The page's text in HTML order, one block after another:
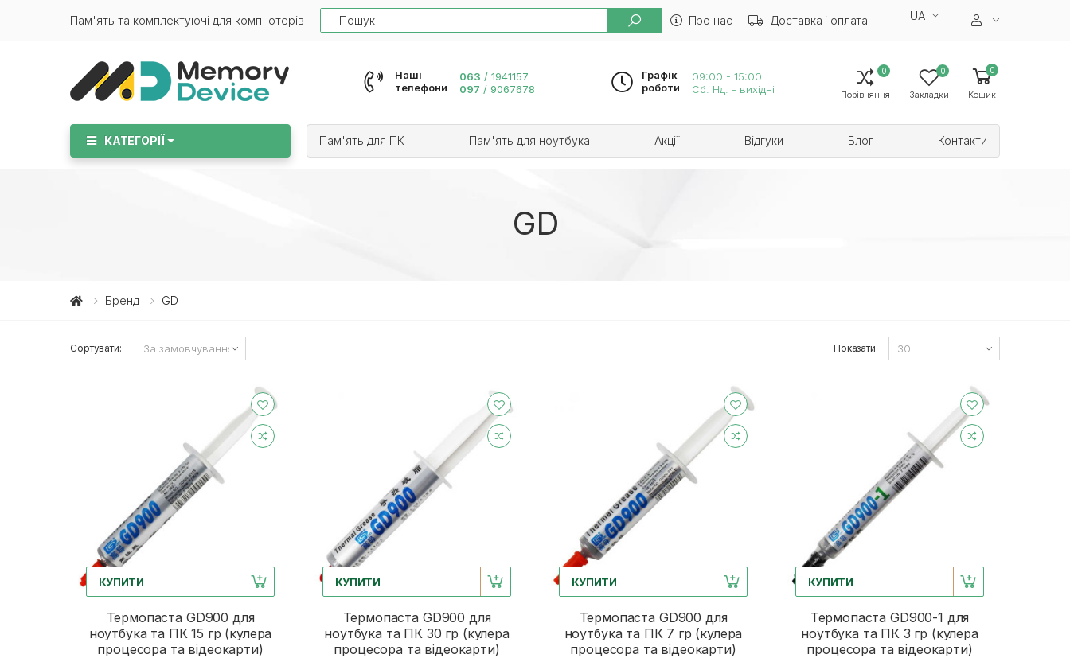
Пам'ять та комплектуючі для комп'ютерів
Search
Про нас Доставка і оплата UA
Наші
телефони
063 / 1941157
097 / 9067678
Графік
роботи
09:00 - 15:00
Сб. Нд. - вихідні
0
Порівняння
0
Закладки
0
Кошик
КАТЕГОРІЇ Пам'ять для ПК Пам'ять для ноутбука Акції Відгуки Блог Контакти
GD
Бренд GD
Сортувати: Показати
КУПИТИ
Термопаста GD900 для
ноутбука та ПК 15 гр (кулера
процесора та відеокарти)
КУПИТИ
Термопаста GD900 для
ноутбука та ПК 30 гр (кулера
процесора та відеокарти)
КУПИТИ
Термопаста GD900 для
ноутбука та ПК 7 гр (кулера
процесора та відеокарти)
КУПИТИ
Термопаста GD900-1 для
ноутбука та ПК 3 гр (кулера
процесора та відеокарти)